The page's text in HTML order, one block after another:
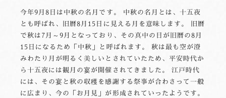
今年9月8日は中秋の名月です。 中秋の名月とは、十五夜
とも呼ばれ、旧暦8月15日に見える月を意味します。 旧暦
で秋は7月～9月となっており、その真中の日が旧暦の8月
15日になるため「中秋」と呼ばれます。 秋は最も空が澄
みわたり月が明るく美しいとされていたため、平安時代か
ら十五夜には観月の宴が開催されてきました。 江戸時代
には、その宴と秋の収穫を感謝する祭事が合わさって一般
に広まり、今の「お月見」が形成されていったようです。